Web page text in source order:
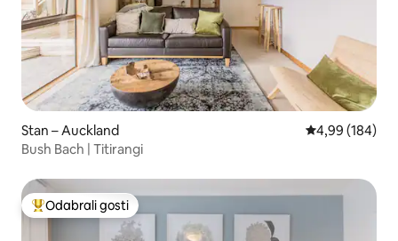
Stan – Auckland Prosječna
4,99 (184)
Bush Bach | Titirangi
Među najviše rangiranima s oznakom „Odabrali gosti”
Odabrali gosti